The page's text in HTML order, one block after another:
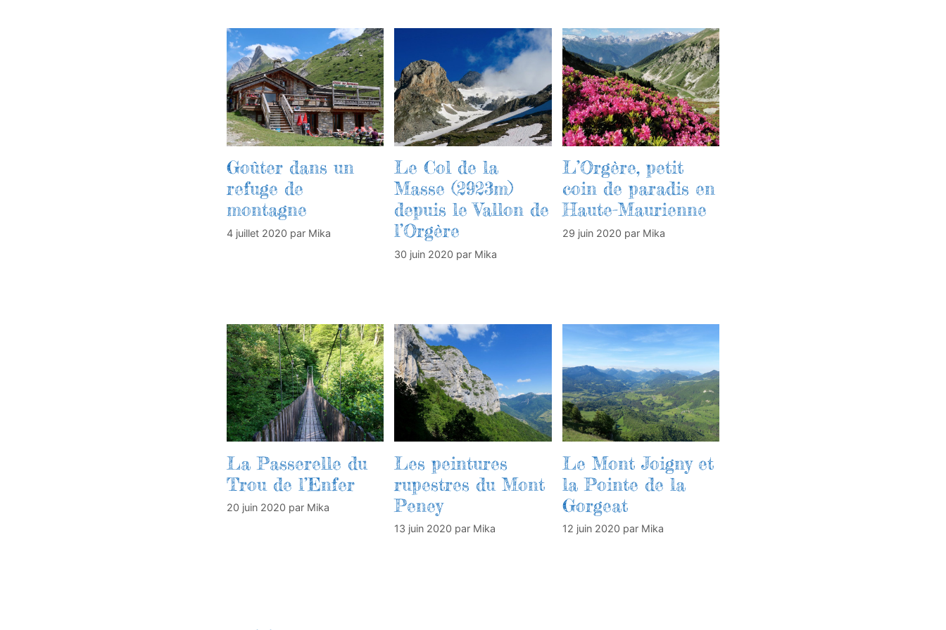
Goûter dans un
refuge de
montagne
4 juillet 2020 par Mika
Le Col de la
Masse (2923m)
depuis le Vallon de
l’Orgère
30 juin 2020 par Mika
L’Orgère, petit
coin de paradis en
Haute-Maurienne
29 juin 2020 par Mika
La Passerelle du
Trou de l’Enfer
20 juin 2020 par Mika
Les peintures
rupestres du Mont
Peney
13 juin 2020 par Mika
Le Mont Joigny et
la Pointe de la
Gorgeat
12 juin 2020 par Mika